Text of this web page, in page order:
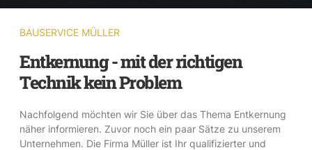
BAUSERVICE MÜLLER
Entkernung - mit der richtigen
Technik kein Problem
Nachfolgend möchten wir Sie über das Thema Entkernung
näher informieren. Zuvor noch ein paar Sätze zu unserem
Unternehmen. Die Firma Müller ist Ihr qualifizierter und